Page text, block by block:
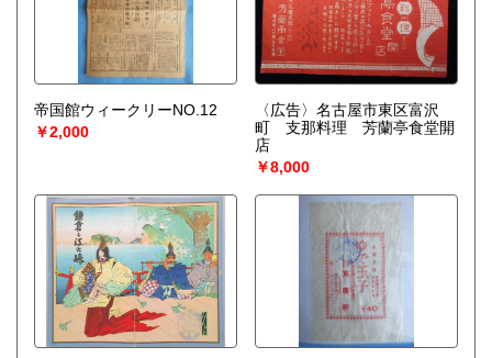
帝国館ウィークリーNO.12
￥2,000
〈広告〉名古屋市東区富沢
町 支那料理 芳蘭亭食堂開
店
￥8,000